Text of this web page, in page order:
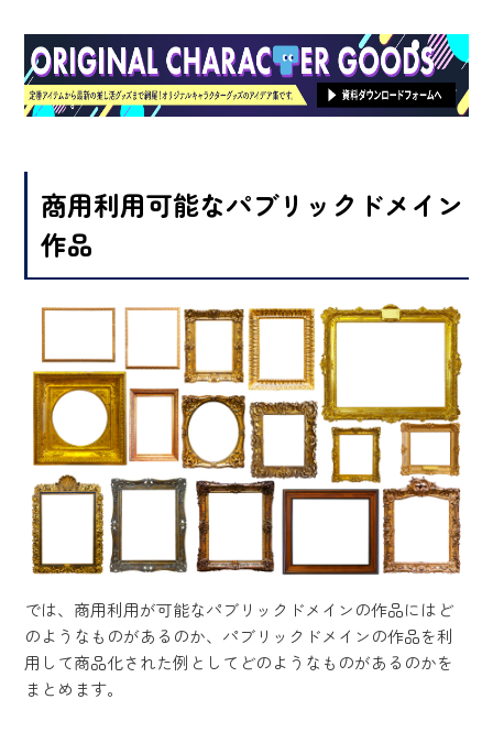
商用利用可能なパブリックドメイン
作品
では、商用利用が可能なパブリックドメインの作品にはど
のようなものがあるのか、パブリックドメインの作品を利
用して商品化された例としてどのようなものがあるのかを
まとめます。